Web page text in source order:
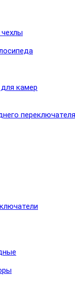
камер
переключателя